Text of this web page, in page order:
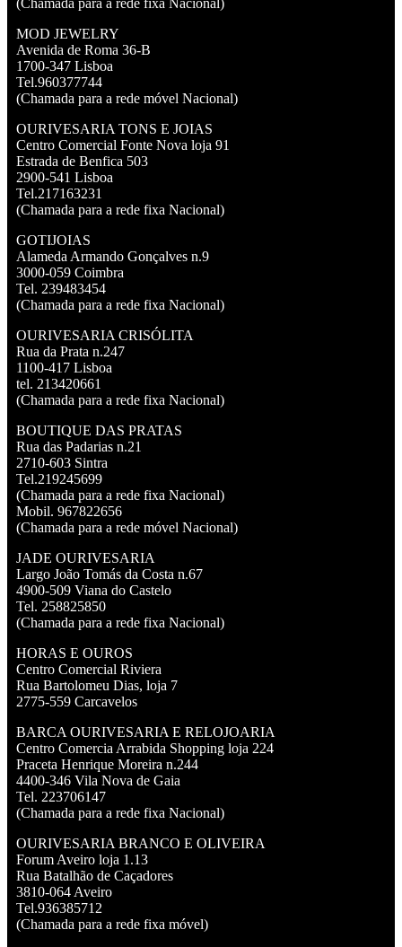
(Chamada para a rede fixa Nacional)
MOD JEWELRY
Avenida de Roma 36-B
1700-347 Lisboa
Tel.960377744
(Chamada para a rede móvel Nacional)
OURIVESARIA TONS E JOIAS
Centro Comercial Fonte Nova loja 91
Estrada de Benfica 503
2900-541 Lisboa
Tel.217163231
(Chamada para a rede fixa Nacional)
GOTIJOIAS
Alameda Armando Gonçalves n.9
3000-059 Coimbra
Tel. 239483454
(Chamada para a rede fixa Nacional)
OURIVESARIA CRISÓLITA
Rua da Prata n.247
1100-417 Lisboa
tel. 213420661
(Chamada para a rede fixa Nacional)
BOUTIQUE DAS PRATAS
Rua das Padarias n.21
2710-603 Sintra
Tel.219245699
(Chamada para a rede fixa Nacional)
Mobil. 967822656
(Chamada para a rede móvel Nacional)
JADE OURIVESARIA
Largo João Tomás da Costa n.67
4900-509 Viana do Castelo
Tel. 258825850
(Chamada para a rede fixa Nacional)
HORAS E OUROS
Centro Comercial Riviera
Rua Bartolomeu Dias, loja 7
2775-559 Carcavelos
BARCA OURIVESARIA E RELOJOARIA
Centro Comercia Arrabida Shopping loja 224
Praceta Henrique Moreira n.244
4400-346 Vila Nova de Gaia
Tel. 223706147
(Chamada para a rede fixa Nacional)
OURIVESARIA BRANCO E OLIVEIRA
Forum Aveiro loja 1.13
Rua Batalhão de Caçadores
3810-064 Aveiro
Tel.936385712
(Chamada para a rede fixa móvel)